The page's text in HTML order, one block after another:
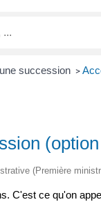
succession >
(Première
C'est ce qu'on